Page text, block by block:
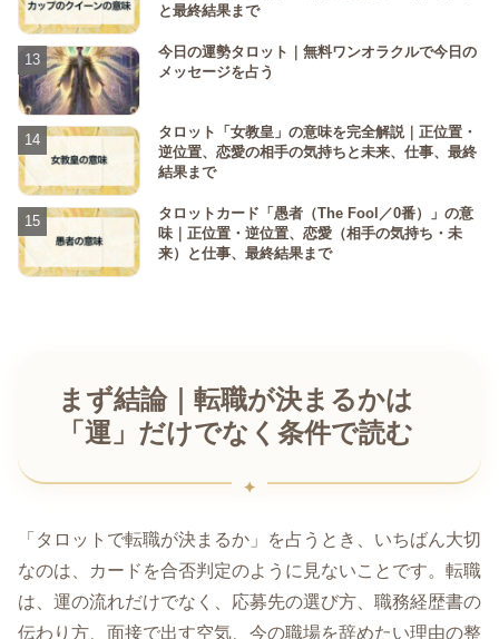
と最終結果まで
今日の運勢タロット｜無料ワンオラクルで今日の
メッセージを占う
タロット「女教皇」の意味を完全解説｜正位置・
逆位置、恋愛の相手の気持ちと未来、仕事、最終
結果まで
タロットカード「愚者（The Fool／0番）」の意
味｜正位置・逆位置、恋愛（相手の気持ち・未
来）と仕事、最終結果まで
まず結論｜転職が決まるかは
「運」だけでなく条件で読む
「タロットで転職が決まるか」を占うとき、いちばん大切
なのは、カードを合否判定のように見ないことです。転職
は、運の流れだけでなく、応募先の選び方、職務経歴書の
伝わり方、面接で出す空気、今の職場を辞めたい理由の整